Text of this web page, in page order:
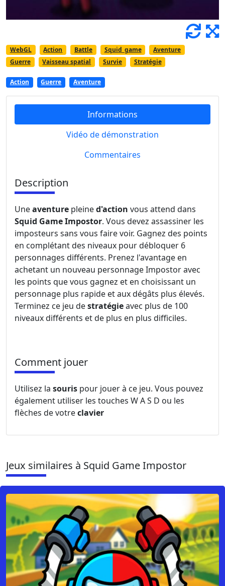
WebGL Action Battle Squid_game
Aventure
Guerre
Vaisseau spatial Survie Stratégie
Action Guerre Aventure
Informations
Vidéo de démonstration
Commentaires
Description
Uneaventure pleined'action vous attend dans
Squid Game Impostor. Vous devez assassiner les
imposteurs sans vous faire voir. Gagnez des points
en complétant des niveaux pour débloquer 6
personnages différents. Prenez l'avantage en
achetant un nouveau personnage Impostor avec
les points que vous gagnez et en choisissant un
personnage plus rapide et aux dégâts plus élevés.
Terminez ce jeu destratégieavec plus de 100
niveaux différents et de plus en plus difficiles.
Comment jouer
Utilisez la souris pour jouer à ce jeu. Vous pouvez
également utiliser les touches W A S D ou les
flèches de votreclavier
Jeux similaires à Squid Game Impostor